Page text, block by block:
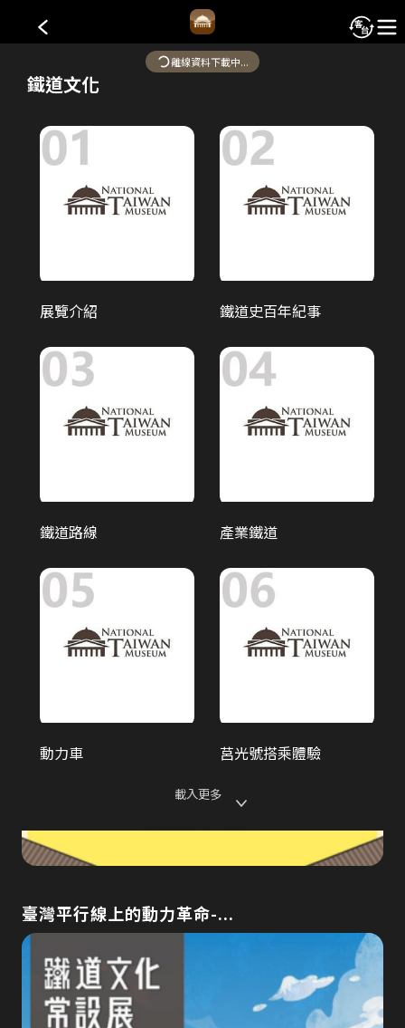
國立臺灣博物館-鐵道部園區
鐵道部園區於2020年開園，不僅是全臺鐵道發源地，也曾是全
為主題。
本系統部分內容採AI轉譯。若發現內容有誤或需要改進之處，
歡迎透過「建議事項」功能回報，協助我們持續優化服務品
鐵道文化
展覽介紹 鐵道史百年紀事
鐵道路線 產業鐵道
動力車 莒光號搭乘體驗
載入更多
臺灣平行線上的動力革命-...
離線資料下載中...